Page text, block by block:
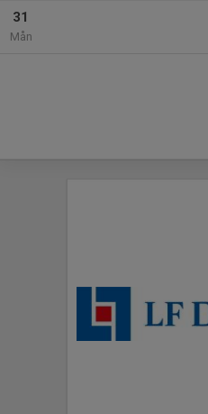
31
Mån